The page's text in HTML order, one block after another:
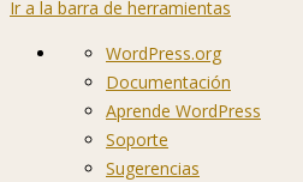
Ir a la barra de herramientas
Acerca
WordPress
WordPress.org
Documentación
Aprende WordPress
Soporte
Sugerencias